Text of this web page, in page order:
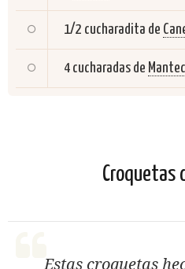
1/2 cucharadita de
4 cucharadas de
Croquetas
Estas croquetas